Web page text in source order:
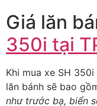
Giá lăn
350i tại
Khi mua xe SH
lăn bánh sẽ bao
như trước bạ, biển